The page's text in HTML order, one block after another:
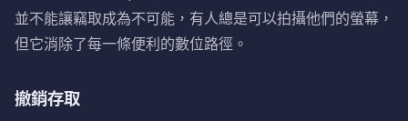
並不能讓竊取成為不可能，有人總是可以拍攝他們的螢幕，
但它消除了每一條便利的數位路徑。
撤銷存取